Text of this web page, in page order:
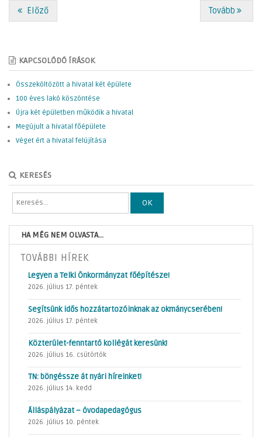
Előző Tovább
KAPCSOLÓDÓ ÍRÁSOK
Összeköltözött a hivatal két épülete
100 éves lakó köszöntése
Újra két épületben működik a hivatal
Megújult a hivatal főépülete
Véget ért a hivatal felújítása
KERESÉS
OK
HA MÉG NEM OLVASTA...
TOVÁBBI HÍREK
Legyen a Telki Önkormányzat főépítésze!
2026. július 17. péntek
Segítsünk idős hozzátartozóinknak az okmánycserében!
2026. július 17. péntek
Közterület-fenntartó kollégát keresünk!
2026. július 16. csütörtök
TN: böngéssze át nyári híreinket!
2026. július 14. kedd
Álláspályázat – óvodapedagógus
2026. július 10. péntek